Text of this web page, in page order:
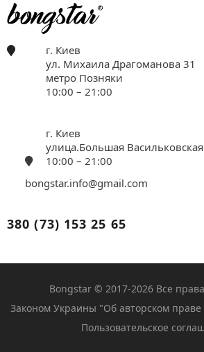
г. Киев
ул. Михаила Драгоманова 31
метро Позняки
10:00 – 21:00
г. Киев
улица.Большая
10:00 – 21:00
bongstar.info@gmail.com
380 (73) 153 25 65
Bongstar © 2017-2026 Все
Законом Украины "Об авторском
Пользовательское